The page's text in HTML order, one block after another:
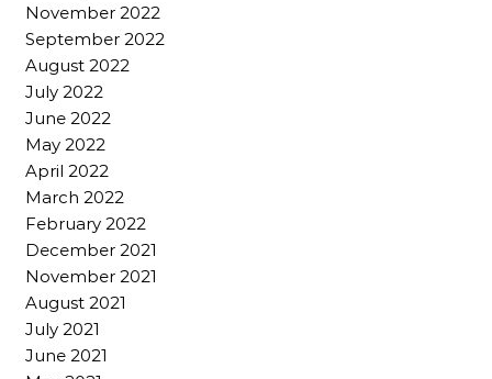
November 2022
September 2022
August 2022
July 2022
June 2022
May 2022
April 2022
March 2022
February 2022
December 2021
November 2021
August 2021
July 2021
June 2021